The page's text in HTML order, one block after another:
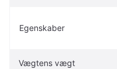
Egenskaber
Vægtens vægt